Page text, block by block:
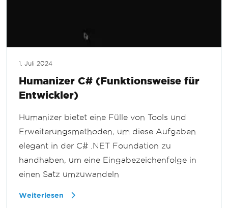
1. Juli 2024
Humanizer C# (Funktionsweise für
Entwickler)
Humanizer bietet eine Fülle von Tools und
Erweiterungsmethoden, um diese Aufgaben
elegant in der C# .NET Foundation zu
handhaben, um eine Eingabezeichenfolge in
einen Satz umzuwandeln
Weiterlesen